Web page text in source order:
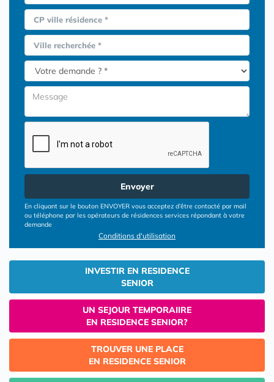
CP ville résidence *
Ville recherchée *
Envoyer
En cliquant sur le bouton ENVOYER vous acceptez d’être contacté par mail
ou téléphone par les opérateurs de résidences services répondant à votre
demande
Conditions d'utilisation
INVESTIR EN RESIDENCE
SENIOR
UN SEJOUR TEMPORAIIRE
EN RESIDENCE SENIOR?
TROUVER UNE PLACE
EN RESIDENCE SENIOR